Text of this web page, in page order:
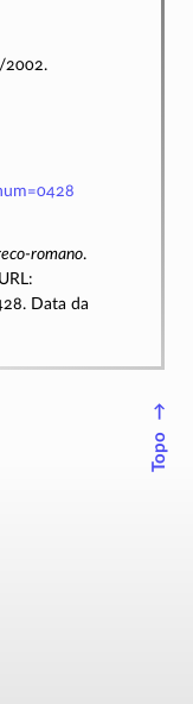
2002.
romano.
Data da
↑
Topo